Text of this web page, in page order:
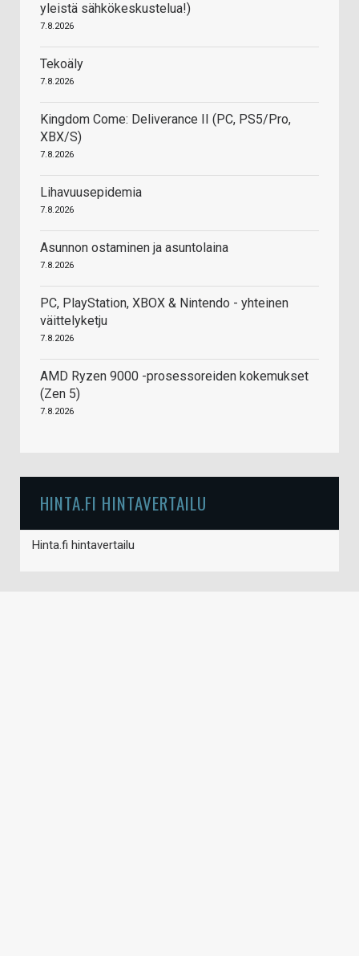
yleistä sähkökeskustelua!)
7.8.2026
Tekoäly
7.8.2026
Kingdom Come: Deliverance II (PC, PS5/Pro,
XBX/S)
7.8.2026
Lihavuusepidemia
7.8.2026
Asunnon ostaminen ja asuntolaina
7.8.2026
PC, PlayStation, XBOX & Nintendo - yhteinen
väittelyketju
7.8.2026
AMD Ryzen 9000 -prosessoreiden kokemukset
(Zen 5)
7.8.2026
HINTA.FI HINTAVERTAILU
Hinta.fi hintavertailu